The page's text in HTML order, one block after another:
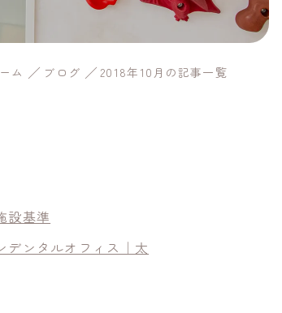
ム ブログ 2018年10月の記事一覧
設基準
デンタルオフィス｜太